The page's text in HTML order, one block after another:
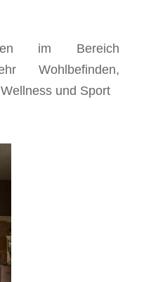
im Bereich
Wohlbefinden,
und Sport